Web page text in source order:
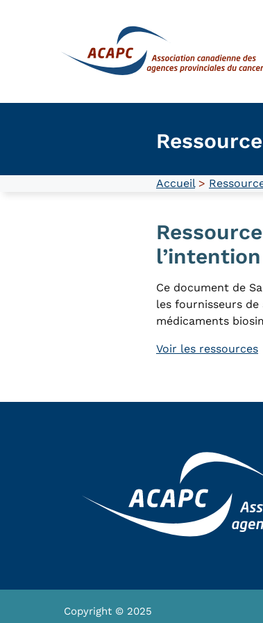
Accueil>
Ce document de
les fournisseurs de
médicaments
Voir les ressources
Copyright © 2025